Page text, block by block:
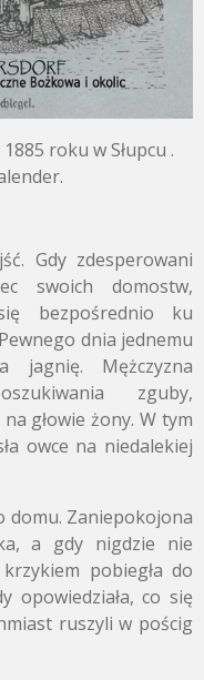
roku w Słupcu .
Gdy zdesperowani
swoich domostw,
bezpośrednio ku
dnia jednemu
jagnię. Mężczyzna
zguby,
głowie żony. W tym
owce na niedalekiej
domu. Zaniepokojona
a gdy nigdzie nie
pobiegła do
opowiedziała, co się
ruszyli w pościg